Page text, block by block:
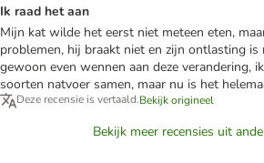
Ik raad het aan
Mijn kat wilde het eerst niet meteen eten,
problemen, hij braakt niet en zijn ontlasting is
gewoon even wennen aan deze verandering,
soorten natvoer samen, maar nu is het
Deze recensie is vertaald.Bekijk origineel
Bekijk meer recensies uit